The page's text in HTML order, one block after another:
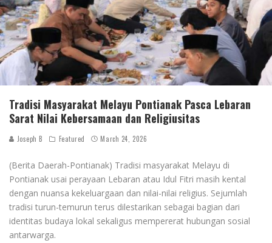
Tradisi Masyarakat Melayu Pontianak Pasca Lebaran
Sarat Nilai Kebersamaan dan Religiusitas
Joseph B Featured March 24, 2026
(Berita Daerah-Pontianak) Tradisi masyarakat Melayu di
Pontianak usai perayaan Lebaran atau Idul Fitri masih kental
dengan nuansa kekeluargaan dan nilai-nilai religius. Sejumlah
tradisi turun-temurun terus dilestarikan sebagai bagian dari
identitas budaya lokal sekaligus mempererat hubungan sosial
antarwarga.